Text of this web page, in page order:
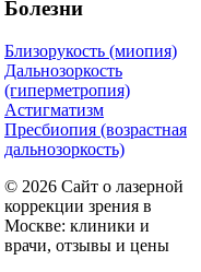
Болезни
Близорукость (миопия)
Дальнозоркость
(гиперметропия)
Астигматизм
Пресбиопия (возрастная
дальнозоркость)
© 2026 Сайт о лазерной
коррекции зрения в
Москве: клиники и
врачи, отзывы и цены